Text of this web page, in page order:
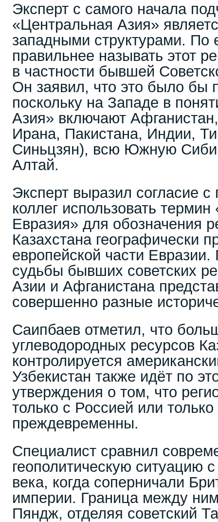
Эксперт с самого начала
«Центральная Азия»
западными структурами. По
правильнее называть этот
в частности бывшей
Он заявил, что это было бы
поскольку на Западе в
Азия» включают
Ирана, Пакистана, Индии,
Синьцзян), всю Южную
Алтай.
Эксперт выразил согласие
коллег использовать
Евразия» для обозначения
Казахстана географически
европейской части
судьбы бывших советских
Азии и Афганистана
совершенно разные
Саипбаев отметил, что
углеводородных ресурсов
контролируется
Узбекистан также идёт по
утверждения о том, что
только с Россией или
преждевременны.
Специалист сравнил
геополитическую ситуацию
века, когда соперничали
империи. Граница между
Пяндж, отделяя советский